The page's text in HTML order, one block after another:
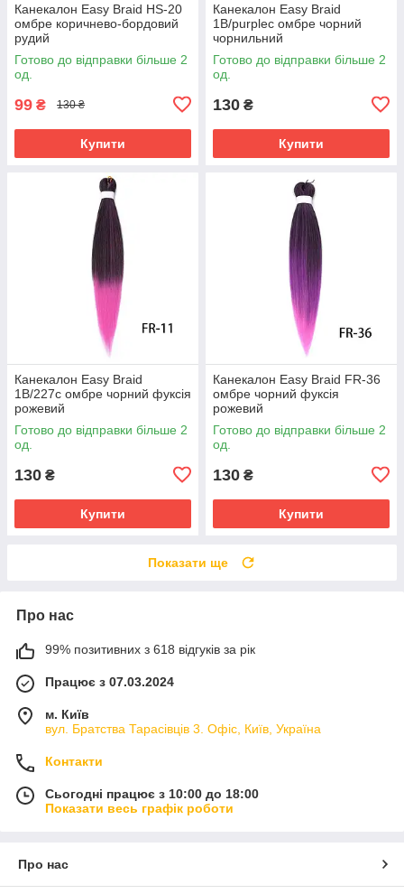
Канекалон Easy Braid HS-20
омбре коричнево-бордовий
рудий
Готово до відправки більше 2
од.
99 ₴ 130 ₴
Купити
Канекалон Easy Braid
1В/purpleс омбре чорний
чорнильний
Готово до відправки більше 2
од.
130 ₴
Купити
Канекалон Easy Braid
1В/227с омбре чорний фуксія
рожевий
Готово до відправки більше 2
од.
130 ₴
Купити
Канекалон Easy Braid FR-36
омбре чорний фуксія
рожевий
Готово до відправки більше 2
од.
130 ₴
Купити
Показати ще
Про нас
99% позитивних з 618 відгуків за рік
Працює з 07.03.2024
м. Київ
вул. Братства Тарасівців 3. Офіс, Київ, Україна
Контакти
Сьогодні працює з 10:00 до 18:00
Показати весь графік роботи
Про нас